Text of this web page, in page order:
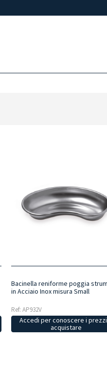
Bacinella reniforme poggia
in Acciaio Inox misura Small
Ref: AP932V
Accedi per conoscere i
acquistare